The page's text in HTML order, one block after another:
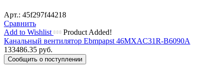
Арт.: 45f297f44218
Сравнить
Add to Wishlist
Product Added!
Канальный вентилятор Ebmpapst 46MXAC31R-B6090A
133486.35 руб.
Сообщить о поступлении